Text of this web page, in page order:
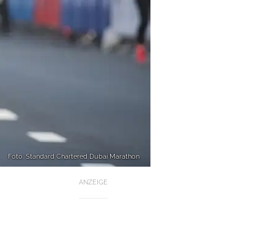
Foto: Standard Chartered Dubai Marathon
ANZEIGE